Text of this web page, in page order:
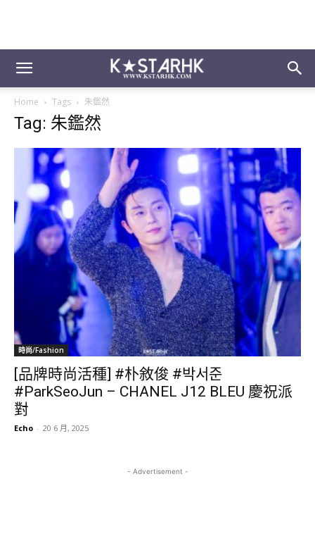
Home Tags 朱鑑然
Tag: 朱鑑然
時尚/Fashion
[品牌時尚活種] #朴敘俊 #박서준
#ParkSeoJun – CHANEL J12 BLEU 慶祝派
對
Echo - 20 6 月, 2025
- Advertisement -